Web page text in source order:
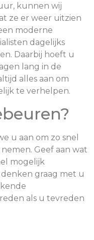
kunnen wij
ze er weer uitzien
moderne
dagelijks
Daarbij hoeft u
lang in de
alles aan om
te verhelpen.
u aan om zo snel
Geef aan wat
mogelijk
graag met u
als u tevreden